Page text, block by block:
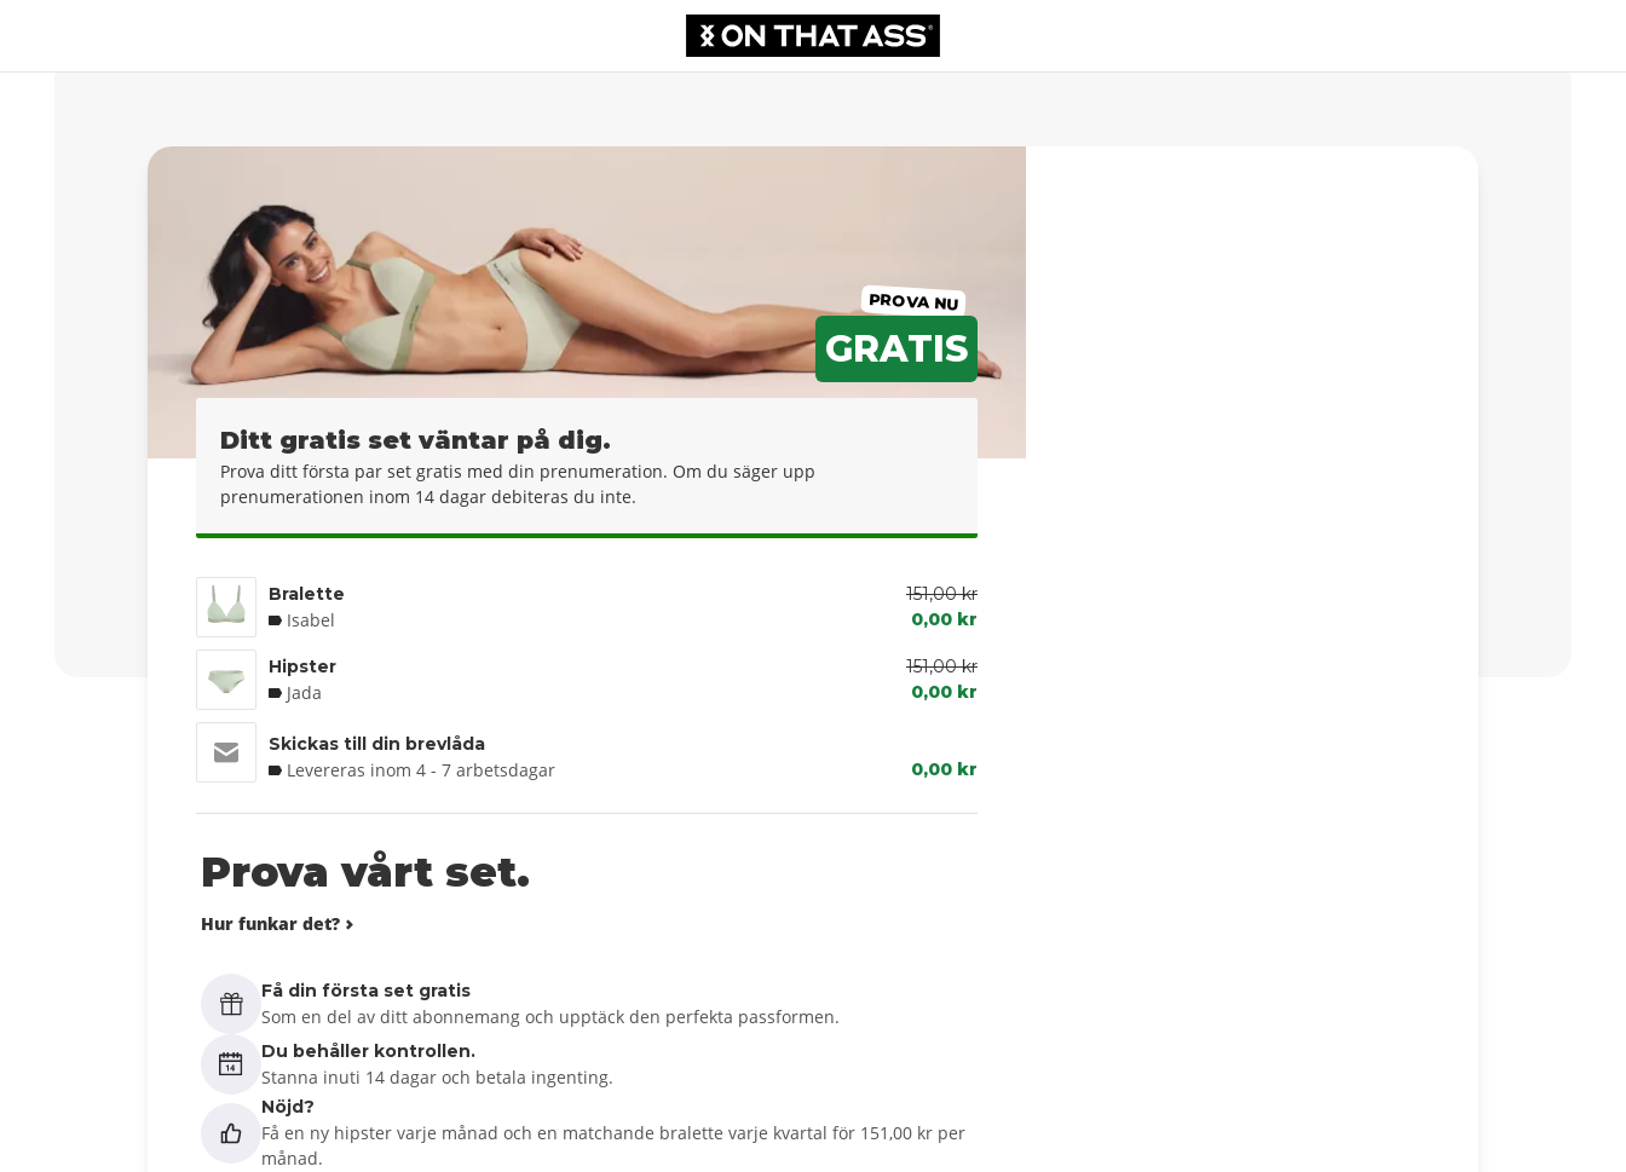
PROVA NU
GRATIS
Ditt gratis set väntar på dig.
Prova ditt första par set gratis med din prenumeration. Om du säger upp
prenumerationen inom 14 dagar debiteras du inte.
Bralette
Isabel
151,00 kr
0,00 kr
Hipster
Jada
151,00 kr
0,00 kr
Skickas till din brevlåda
Levereras inom 4 - 7 arbetsdagar 0,00 kr
Prova vårt set.
Hur funkar det?
Få din första set gratis
Som en del av ditt abonnemang och upptäck den perfekta passformen.
Du behåller kontrollen.
Stanna inuti 14 dagar och betala ingenting.
Nöjd?
Få en ny hipster varje månad och en matchande bralette varje kvartal för 151,00 kr per
månad.